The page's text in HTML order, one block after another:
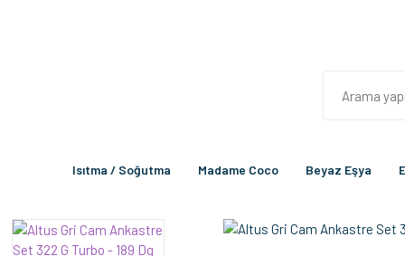
Isıtma / Soğutma Madame Coco Beyaz Eşya